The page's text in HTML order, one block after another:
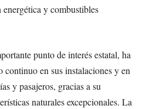
y combustibles
punto de interés estatal, ha
en sus instalaciones y en
y pasajeros, gracias a su
naturales excepcionales. La